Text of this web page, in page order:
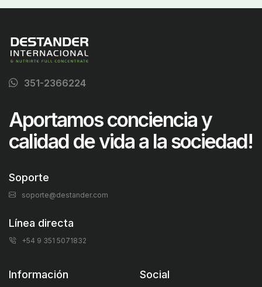
Aportamos conciencia y
calidad de vida a la sociedad!
Soporte
soporte@destander.com
Línea directa
+54 9 351 5071832
Información Social
351-2366224